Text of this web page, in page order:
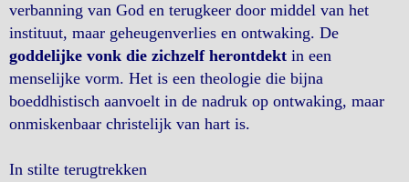
verbanning van God en terugkeer door middel van het
instituut, maar geheugenverlies en ontwaking. De
goddelijke vonk die zichzelf herontdekt in een
menselijke vorm. Het is een theologie die bijna
boeddhistisch aanvoelt in de nadruk op ontwaking, maar
onmiskenbaar christelijk van hart is.
In stilte terugtrekken